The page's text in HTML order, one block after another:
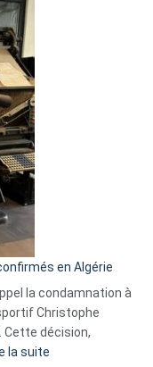
Eurovision
2026
:
Pays-
Bas,
Espagne,
Irlande
et
Slovénie
rejettent
la
présence
d’Israël
en Algérie
la condamnation à
Christophe
Cette décision,
la suite